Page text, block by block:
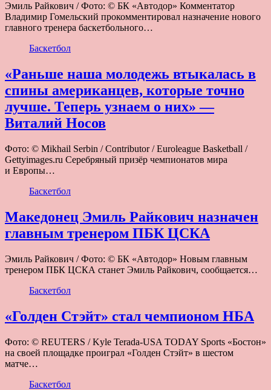
Эмиль Райкович / Фото: © БК «Автодор» Комментатор
Владимир Гомельский прокомментировал назначение нового
главного тренера баскетбольного…
Баскетбол
«Раньше наша молодежь втыкалась в
спины американцев, которые точно
лучше. Теперь узнаем о них» —
Виталий Носов
Фото: © Mikhail Serbin / Contributor / Euroleague Basketball /
Gettyimages.ru Серебряный призёр чемпионатов мира
и Европы…
Баскетбол
Македонец Эмиль Райкович назначен
главным тренером ПБК ЦСКА
Эмиль Райкович / Фото: © БК «Автодор» Новым главным
тренером ПБК ЦСКА станет Эмиль Райкович, сообщается…
Баскетбол
«Голден Стэйт» стал чемпионом НБА
Фото: © REUTERS / Kyle Terada-USA TODAY Sports «Бостон»
на своей площадке проиграл «Голден Стэйт» в шестом
матче…
Баскетбол